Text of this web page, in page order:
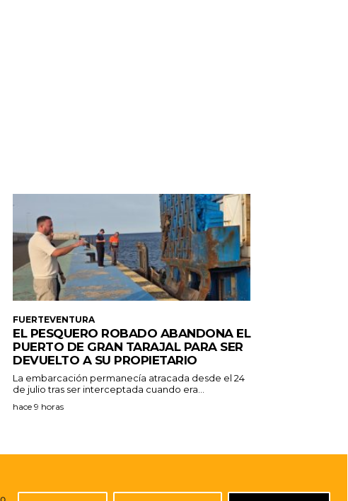
FUERTEVENTURA
EL PESQUERO ROBADO ABANDONA EL
PUERTO DE GRAN TARAJAL PARA SER
DEVUELTO A SU PROPIETARIO
La embarcación permanecía atracada desde el 24
de julio tras ser interceptada cuando era...
hace 9 horas